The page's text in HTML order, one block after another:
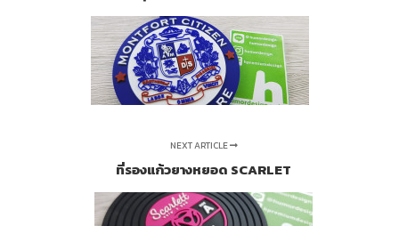
NEXT ARTICLE
ที่รองแก้วยางหยอด SCARLET